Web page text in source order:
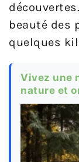
beauté des
quelques
Vivez une
nature et